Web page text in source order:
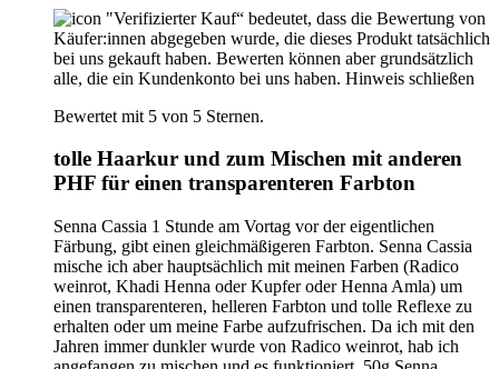
"Verifizierter Kauf“ bedeutet, dass die Bewertung von
Käufer:innen abgegeben wurde, die dieses Produkt tatsächlich
bei uns gekauft haben. Bewerten können aber grundsätzlich
alle, die ein Kundenkonto bei uns haben. Hinweis schließen
Bewertet mit 5 von 5 Sternen.
tolle Haarkur und zum Mischen mit anderen
PHF für einen transparenteren Farbton
Senna Cassia 1 Stunde am Vortag vor der eigentlichen
Färbung, gibt einen gleichmäßigeren Farbton. Senna Cassia
mische ich aber hauptsächlich mit meinen Farben (Radico
weinrot, Khadi Henna oder Kupfer oder Henna Amla) um
einen transparenteren, helleren Farbton und tolle Reflexe zu
erhalten oder um meine Farbe aufzufrischen. Da ich mit den
Jahren immer dunkler wurde von Radico weinrot, hab ich